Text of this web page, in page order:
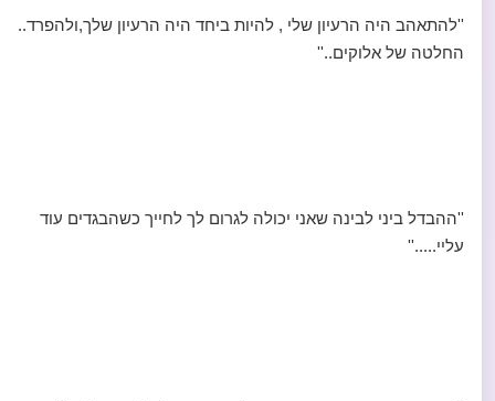
''להתאהב היה הרעיון שלי , להיות ביחד היה הרעיון שלך,ולהפרד..
החלטה של אלוקים..''
''ההבדל ביני לבינה שאני יכולה לגרום לך לחייך כשהבגדים עוד
עליי.....''